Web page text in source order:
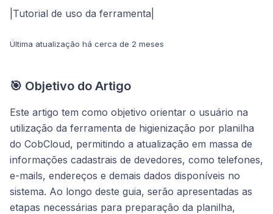
|Tutorial de uso da ferramenta|
Última atualização há cerca de 2 meses
🎯 Objetivo do Artigo
Este artigo tem como objetivo orientar o usuário na
utilização da ferramenta de higienização por planilha
do CobCloud, permitindo a atualização em massa de
informações cadastrais de devedores, como telefones,
e-mails, endereços e demais dados disponíveis no
sistema. Ao longo deste guia, serão apresentadas as
etapas necessárias para preparação da planilha,